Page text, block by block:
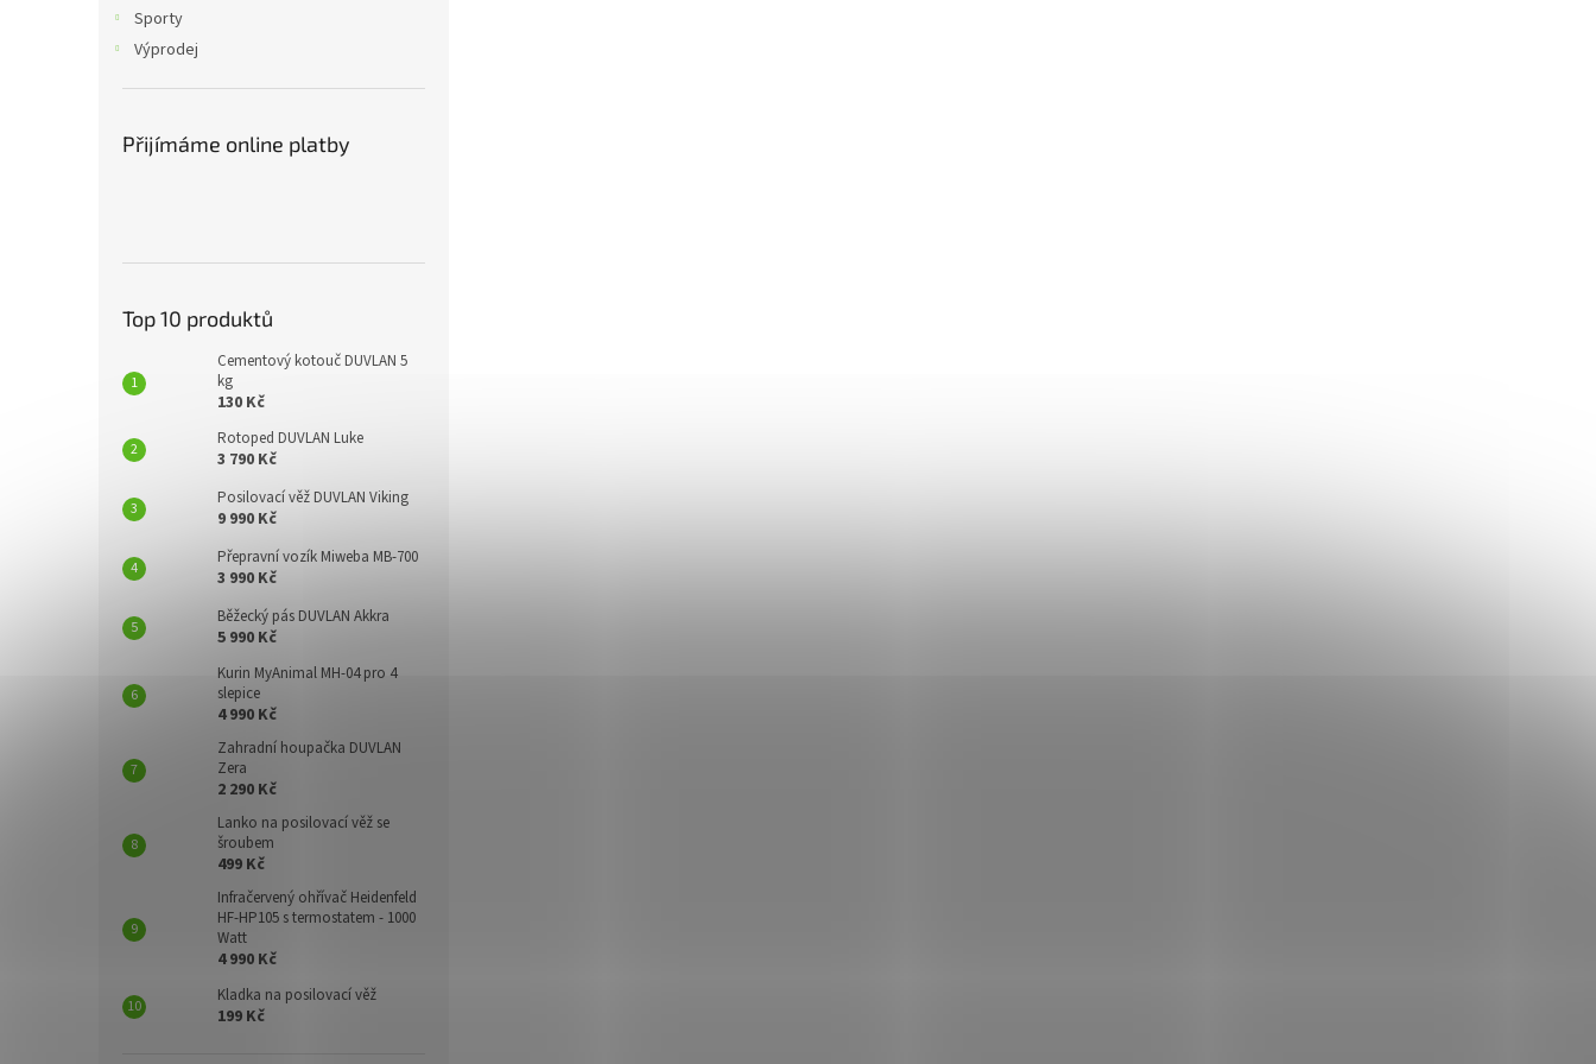
Sporty
Výprodej
Přijímáme online platby
Top 10 produktů
Cementový kotouč DUVLAN 5
kg
130 Kč
Rotoped DUVLAN Luke
3 790 Kč
Posilovací věž DUVLAN Viking
9 990 Kč
Přepravní vozík Miweba MB-700
3 990 Kč
Běžecký pás DUVLAN Akkra
5 990 Kč
Kurin MyAnimal MH-04 pro 4
slepice
4 990 Kč
Zahradní houpačka DUVLAN
Zera
2 290 Kč
Lanko na posilovací věž se
šroubem
499 Kč
Infračervený ohřívač Heidenfeld
HF-HP105 s termostatem - 1000
Watt
4 990 Kč
Kladka na posilovací věž
199 Kč